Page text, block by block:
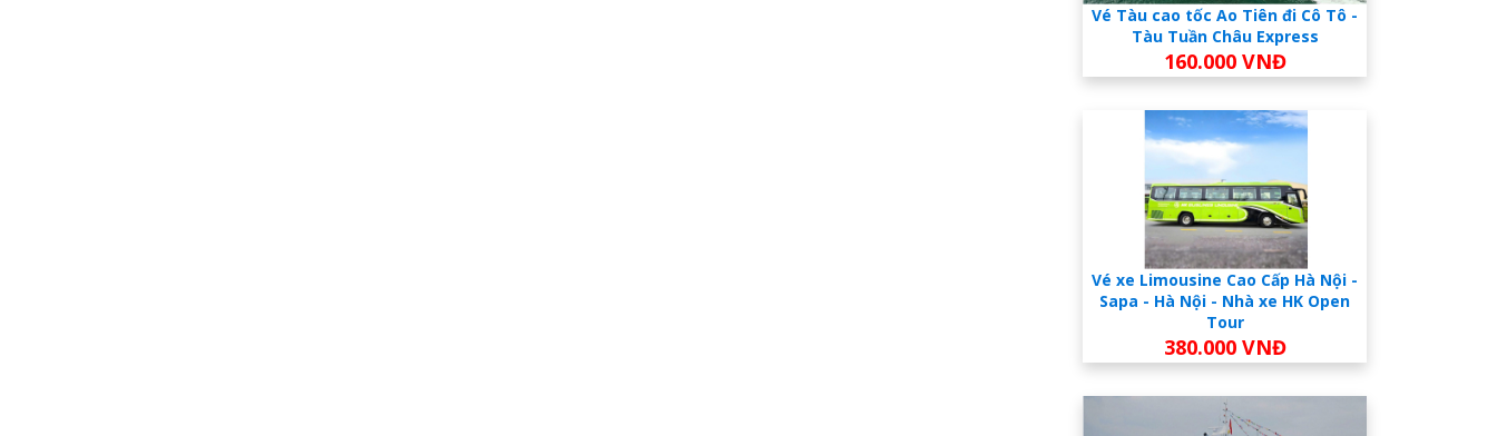
Vé Tàu cao tốc Ao Tiên đi Cô Tô -
Tàu Tuần Châu Express
160.000 VNĐ
Vé xe Limousine Cao Cấp Hà Nội -
Sapa - Hà Nội - Nhà xe HK Open
Tour
380.000 VNĐ